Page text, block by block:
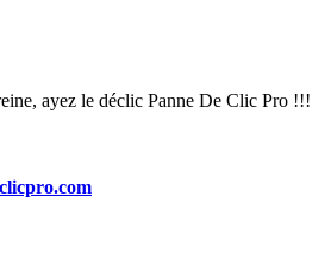
ayez le déclic Panne De Clic Pro !!!